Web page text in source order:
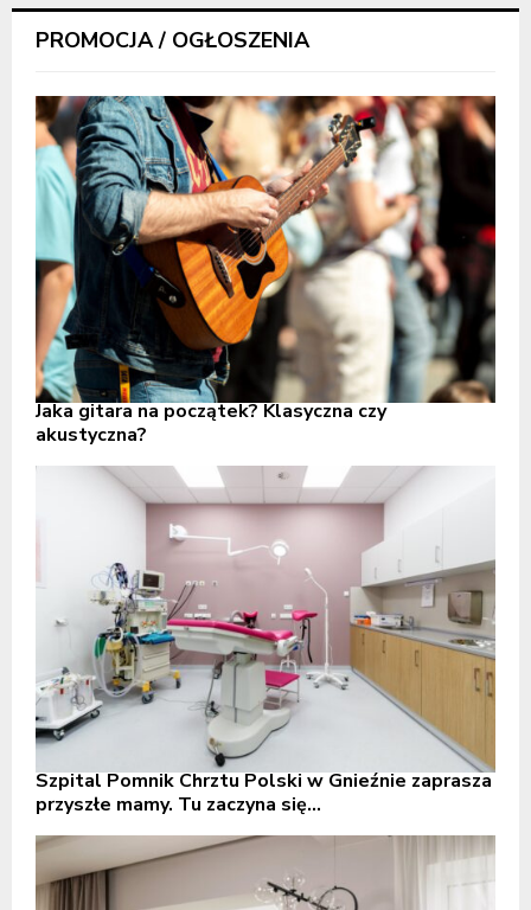
PROMOCJA / OGŁOSZENIA
Jaka gitara na początek? Klasyczna czy
akustyczna?
Szpital Pomnik Chrztu Polski w Gnieźnie zaprasza
przyszłe mamy. Tu zaczyna się...